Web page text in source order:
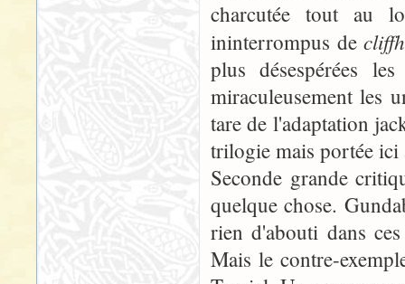
charcutée tout au
ininterrompus de
plus désespérées
miraculeusement les
tare de l'adaptation
trilogie mais portée ici
Seconde grande
quelque chose.
rien d'abouti dans
Mais le contre-